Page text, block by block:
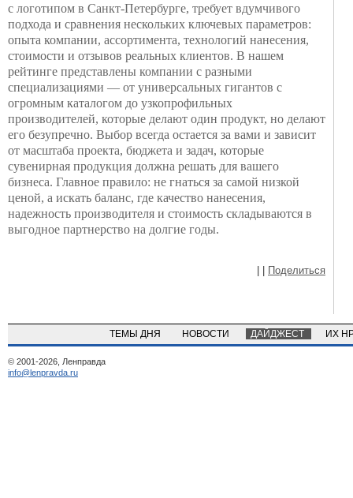
с логотипом в Санкт-Петербурге, требует вдумчивого
подхода и сравнения нескольких ключевых параметров:
опыта компании, ассортимента, технологий нанесения,
стоимости и отзывов реальных клиентов. В нашем
рейтинге представлены компании с разными
специализациями — от универсальных гигантов с
огромным каталогом до узкопрофильных
производителей, которые делают один продукт, но делают
его безупречно. Выбор всегда остается за вами и зависит
от масштаба проекта, бюджета и задач, которые
сувенирная продукция должна решать для вашего
бизнеса. Главное правило: не гнаться за самой низкой
ценой, а искать баланс, где качество нанесения,
надежность производителя и стоимость складываются в
выгодное партнерство на долгие годы.
Поделиться
ТЕМЫ ДНЯ НОВОСТИ ДАЙДЖЕСТ ИХ
© 2001-2026, Ленправда
info@lenpravda.ru